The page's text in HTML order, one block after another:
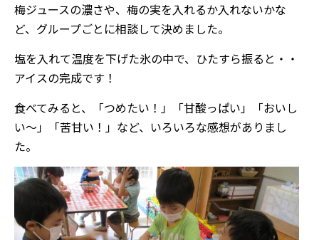
梅ジュースの濃さや、梅の実を入れるか入れないかな
ど、グループごとに相談して決めました。
塩を入れて温度を下げた氷の中で、ひたすら振ると・・
アイスの完成です！
食べてみると、「つめたい！」「甘酸っぱい」「おいし
い～」「苦甘い！」など、いろいろな感想がありまし
た。